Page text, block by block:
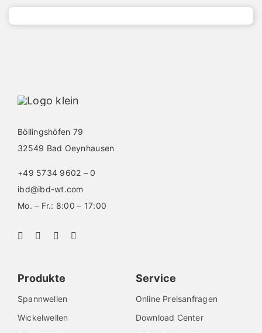
Kontakt
Böllingshöfen 79
32549 Bad Oeynhausen
+49 5734 9602 – 0
ibd@ibd-wt.com
Mo. – Fr.: 8:00 – 17:00
Produkte
Spannwellen
Wickelwellen
Service
Online Preisanfragen
Download Center